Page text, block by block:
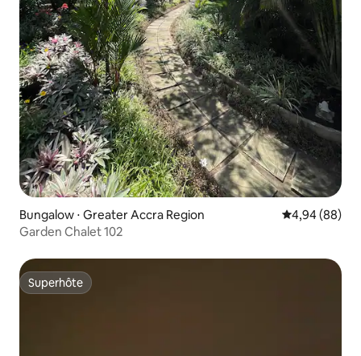
Bungalow ⋅ Greater Accra Region Évaluation
4,94 (88)
Garden Chalet 102
Superhôte
Superhôte